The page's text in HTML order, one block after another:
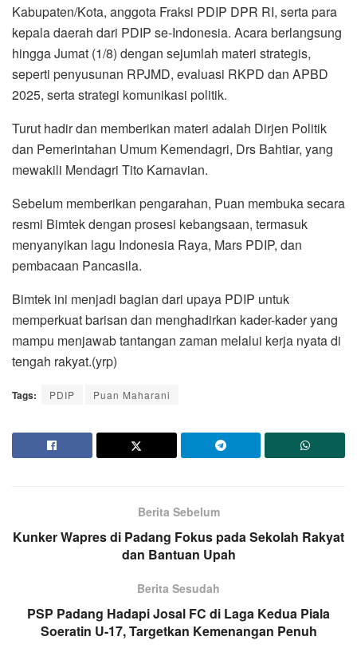
Kabupaten/Kota, anggota Fraksi PDIP DPR RI, serta para
kepala daerah dari PDIP se-Indonesia. Acara berlangsung
hingga Jumat (1/8) dengan sejumlah materi strategis,
seperti penyusunan RPJMD, evaluasi RKPD dan APBD
2025, serta strategi komunikasi politik.
Turut hadir dan memberikan materi adalah Dirjen Politik
dan Pemerintahan Umum Kemendagri, Drs Bahtiar, yang
mewakili Mendagri Tito Karnavian.
Sebelum memberikan pengarahan, Puan membuka secara
resmi Bimtek dengan prosesi kebangsaan, termasuk
menyanyikan lagu Indonesia Raya, Mars PDIP, dan
pembacaan Pancasila.
Bimtek ini menjadi bagian dari upaya PDIP untuk
memperkuat barisan dan menghadirkan kader-kader yang
mampu menjawab tantangan zaman melalui kerja nyata di
tengah rakyat.(yrp)
Tags: PDIP Puan Maharani
Berita Sebelum
Kunker Wapres di Padang Fokus pada Sekolah Rakyat
dan Bantuan Upah
Berita Sesudah
PSP Padang Hadapi Josal FC di Laga Kedua Piala
Soeratin U-17, Targetkan Kemenangan Penuh